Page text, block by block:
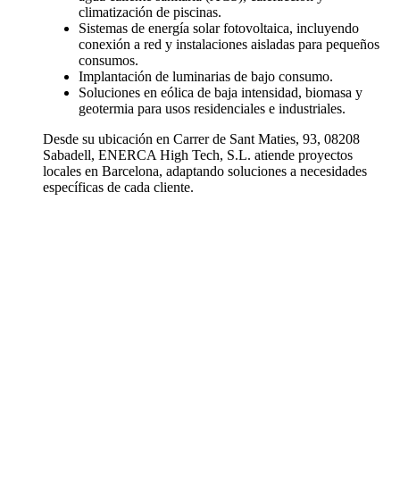
climatización de piscinas.
Sistemas de energía solar fotovoltaica, incluyendo
conexión a red y instalaciones aisladas para pequeños
consumos.
Implantación de luminarias de bajo consumo.
Soluciones en eólica de baja intensidad, biomasa y
geotermia para usos residenciales e industriales.
Desde su ubicación en Carrer de Sant Maties, 93, 08208
Sabadell, ENERCA High Tech, S.L. atiende proyectos
locales en Barcelona, adaptando soluciones a necesidades
específicas de cada cliente.